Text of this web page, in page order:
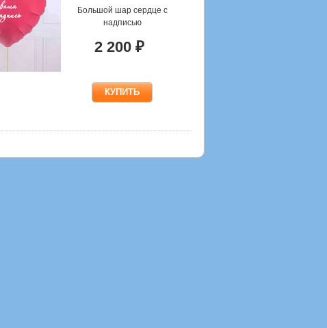
Большой шар сердце с
надписью
2 200 ₽